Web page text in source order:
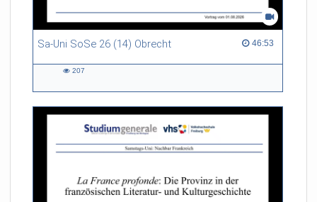
Sa-Uni SoSe 26 (14) Obrecht 46:53
46:53 duration
207